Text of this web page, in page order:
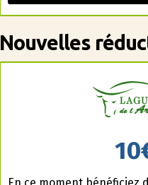
Nouvelles
En ce moment bénéficiez